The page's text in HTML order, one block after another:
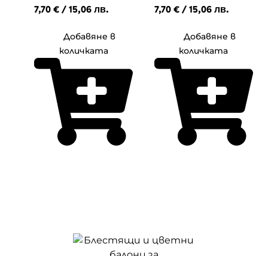
ефект в пастелни
7,70 € / 15,06 лв.
Добавяне в
количката
с хелий
7,70 €/ 15,06 лв.
Добавяне в
количката